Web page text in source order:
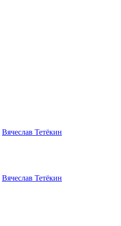
Вячеслав Тетёкин
Вячеслав Тетёкин